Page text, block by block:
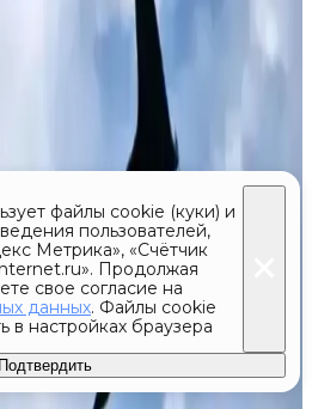
файлы cookie (куки) и
пользователей,
Метрика», «Счётчик
Продолжая
свое согласие на
данных. Файлы cookie
в настройках браузера
Подтвердить